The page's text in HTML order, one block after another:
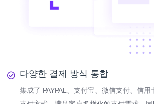
다양한 결제 방식 통합
集成了 PAYPAL、支付宝、微信支付、信用